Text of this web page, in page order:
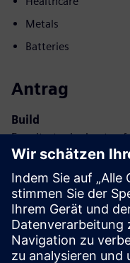
Metals
Batteries
Antrag
Build
Erweitert oder baut auf
Produkt/Lösung auf,
wird, oder erstellt eine
Integration des
eigenen Produkts
Service
Bietet einen Service für